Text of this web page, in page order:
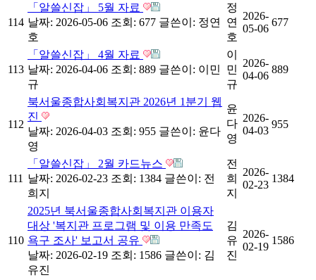
114
「알쓸신잡」 5월 자료
날짜: 2026-05-06 조회: 677 글쓴이: 정연
호
정
연
호
2026-
05-06
677
113
「알쓸신잡」 4월 자료
날짜: 2026-04-06 조회: 889 글쓴이: 이민
규
이
민
규
2026-
04-06
889
112
북서울종합사회복지관 2026년 1분기 웹
진
날짜: 2026-04-03 조회: 955 글쓴이: 윤다
영
윤
다
영
2026-
04-03
955
111
「알쓸신잡」 2월 카드뉴스
날짜: 2026-02-23 조회: 1384 글쓴이: 전
희지
전
희
지
2026-
02-23
1384
110
2025년 북서울종합사회복지관 이용자
대상 '복지관 프로그램 및 이용 만족도
욕구 조사' 보고서 공유
날짜: 2026-02-19 조회: 1586 글쓴이: 김
유진
김
유
진
2026-
02-19
1586